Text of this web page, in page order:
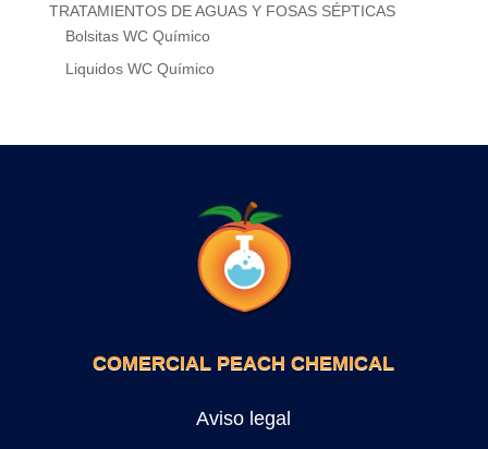
TRATAMIENTOS DE AGUAS Y FOSAS SÉPTICAS
Bolsitas WC Químico
Liquidos WC Químico
COMERCIAL PEACH CHEMICAL
Aviso legal